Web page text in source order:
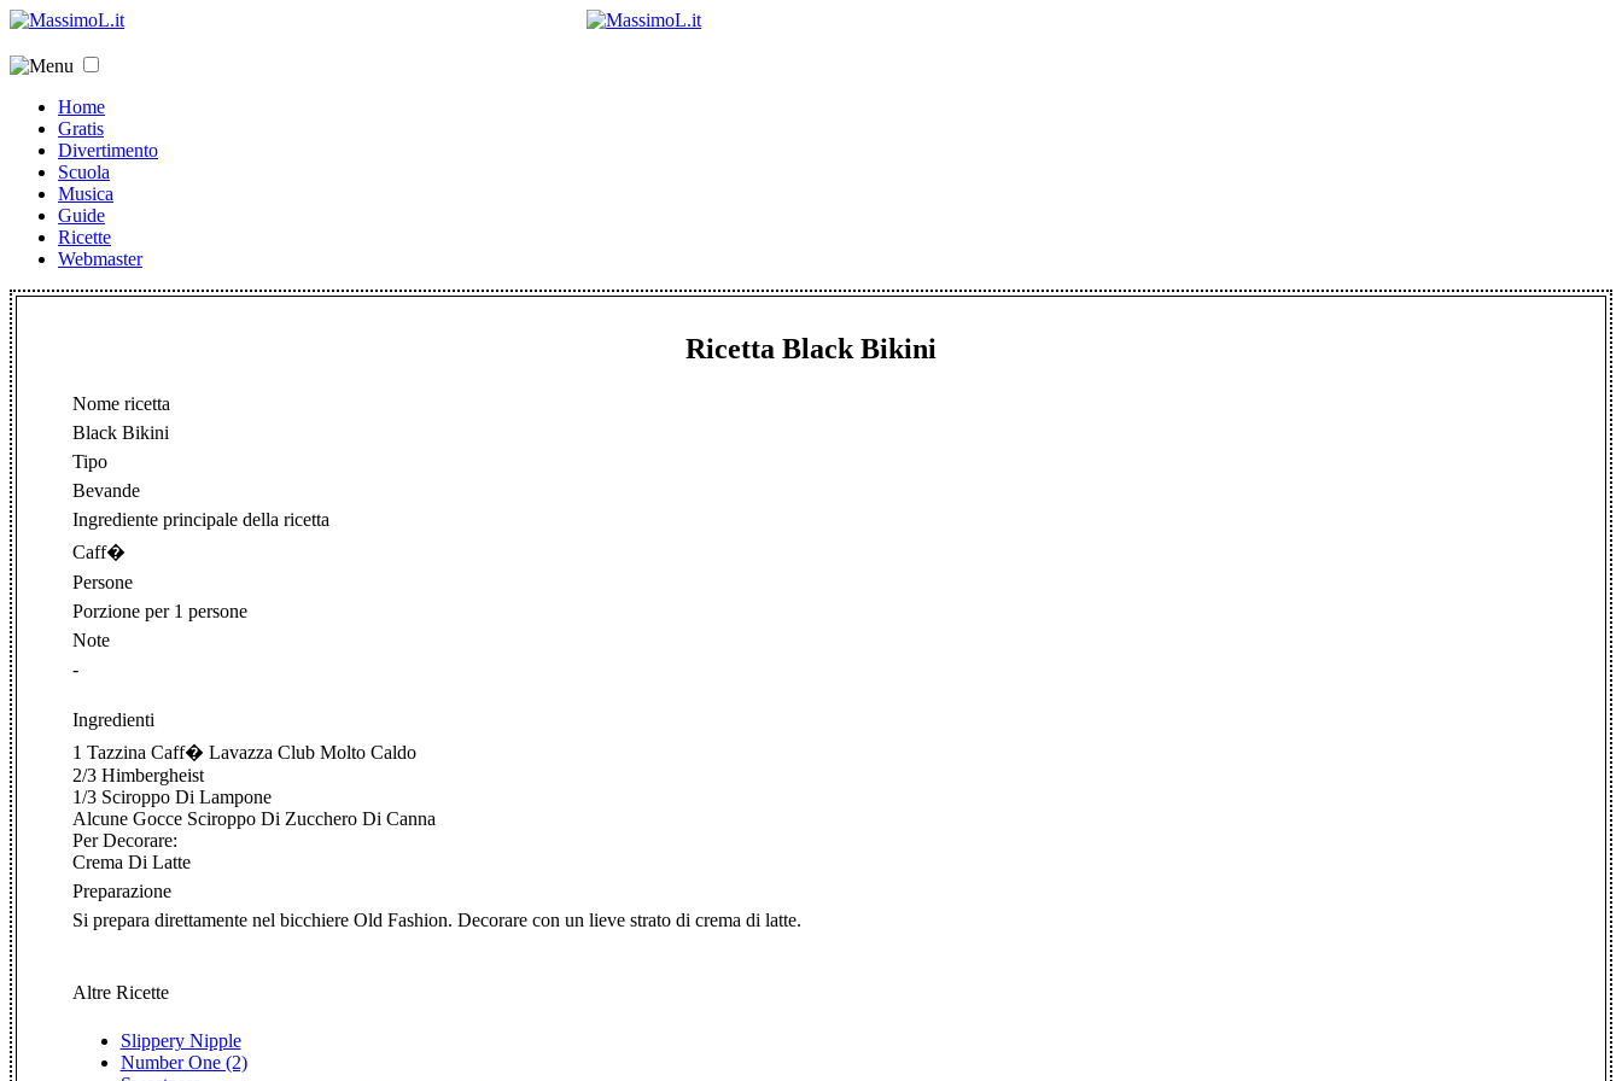
Home
Gratis
Divertimento
Scuola
Musica
Guide
Ricette
Webmaster
Ricetta Black Bikini
Nome ricetta
Black Bikini
Tipo
Bevande
Ingrediente principale della ricetta
Caff�
Persone
Porzione per 1 persone
Note
-
Ingredienti
1 Tazzina Caff� Lavazza Club Molto Caldo
2/3 Himbergheist
1/3 Sciroppo Di Lampone
Alcune Gocce Sciroppo Di Zucchero Di Canna
Per Decorare:
Crema Di Latte
Preparazione
Si prepara direttamente nel bicchiere Old Fashion. Decorare con un lieve strato di crema di latte.
Altre Ricette
Slippery Nipple
Number One (2)